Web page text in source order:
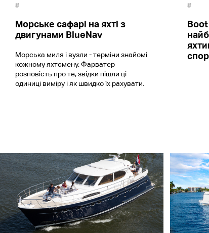
#
Морське сафарі на яхті з
двигунами BlueNav
Морська миля і вузли - терміни знайомі
кожному яхтсмену. Фарватер
розповість про те, звідки пішли ці
одиниці виміру і як швидко їх рахувати.
#